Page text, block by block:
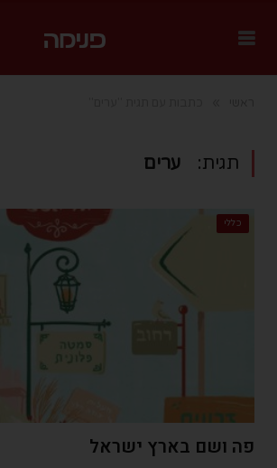
תגית: ערים
כללי
פה ושם בארץ ישראל